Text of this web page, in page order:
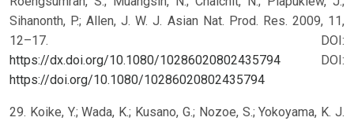
Sihanonth, P.; Allen, J. W. J. Asian Nat. Prod. Res. 2009, 11,
12–17. DOI:
https://dx.doi.org/10.1080/10286020802435794
DOI:
https://doi.org/10.1080/10286020802435794
29. Koike, Y.; Wada, K.; Kusano, G.; Nozoe, S.; Yokoyama, K. J.